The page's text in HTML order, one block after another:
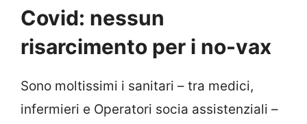
Covid: nessun
risarcimento per i no-vax
Sono moltissimi i sanitari – tra medici,
infermieri e Operatori socia assistenziali –